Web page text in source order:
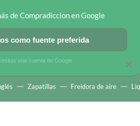
OFERTAS EN MÓVILES OFERTAS EN
Zapatillas Freidora de aire
×
de Compradiccion en Google
como fuente preferida
una cuenta de Google